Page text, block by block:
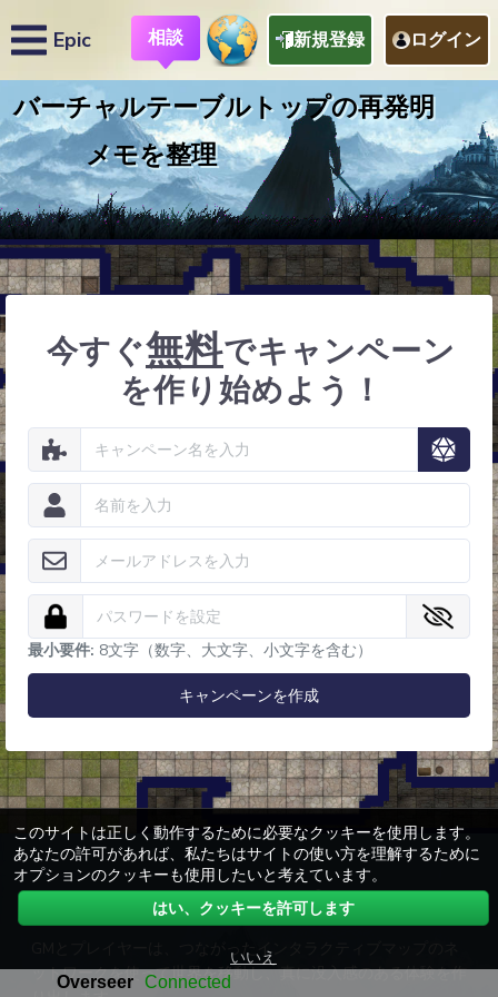
Epic 相談 新規登録 ログイン
今すぐ無料でキャンペーン
を作り始めよう！
最小要件: 8文字（数字、大文字、小文字を含む）
キャンペーンを作成
ダイナミックマップ
GMとプレイヤーは、つながったインタラクティブマップのネ
ットワークを使って世界を移動し、真に没入感のある体験を作
このサイトは正しく動作するために必要なクッキーを使用します。
あなたの許可があれば、私たちはサイトの使い方を理解するために
オプションのクッキーも使用したいと考えています。
はい、クッキーを許可します
いいえ